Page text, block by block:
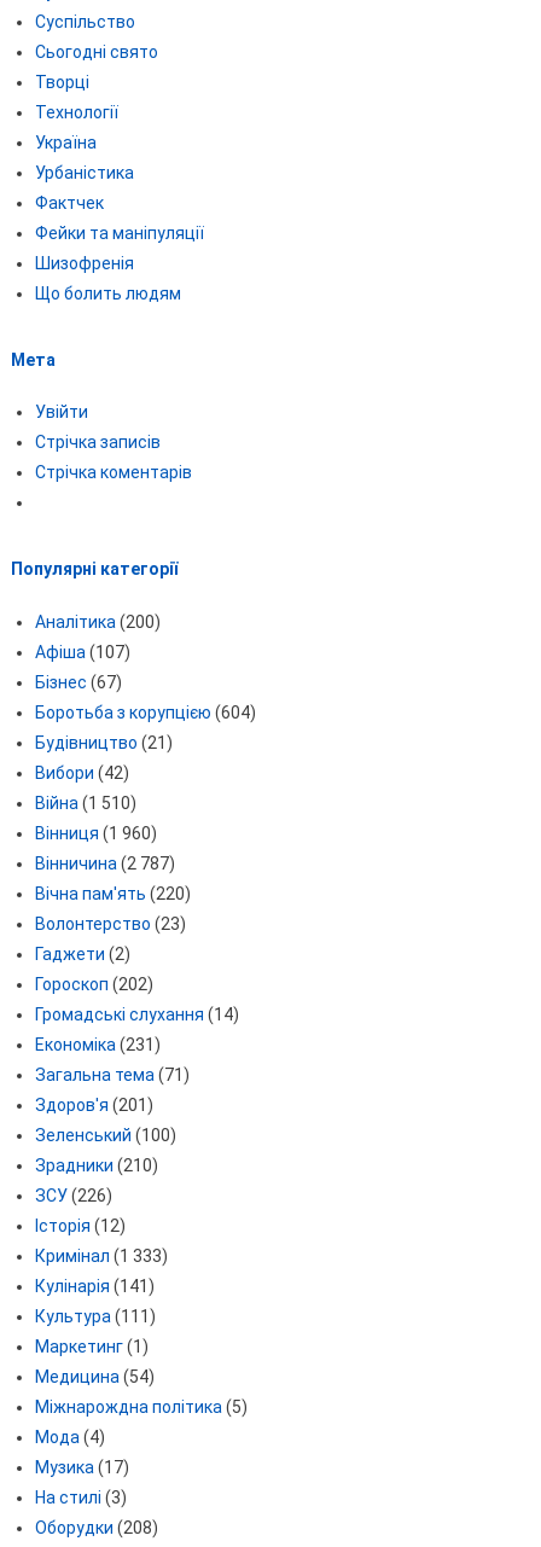
Суспільство
Сьогодні свято
Творці
Технології
Україна
Урбаністика
Фактчек
Фейки та маніпуляції
Шизофренія
Що болить людям
Мета
Увійти
Стрічка записів
Стрічка коментарів
Популярні категорії
Аналітика (200)
Афіша (107)
Бізнес (67)
Боротьба з корупцією (604)
Будівництво (21)
Вибори (42)
Війна (1 510)
Вінниця (1 960)
Вінничина (2 787)
Вічна пам'ять (220)
Волонтерство (23)
Гаджети (2)
Гороскоп (202)
Громадські слухання (14)
Економіка (231)
Загальна тема (71)
Здоров'я (201)
Зеленський (100)
Зрадники (210)
ЗСУ(226)
Історія (12)
Кримінал (1 333)
Кулінарія (141)
Культура (111)
Маркетинг(1)
Медицина (54)
Міжнарождна політика (5)
Мода (4)
Музика (17)
На стилі (3)
Оборудки (208)